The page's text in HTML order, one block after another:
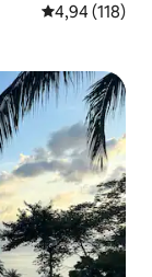
Gemiddelde
4,94 (118)